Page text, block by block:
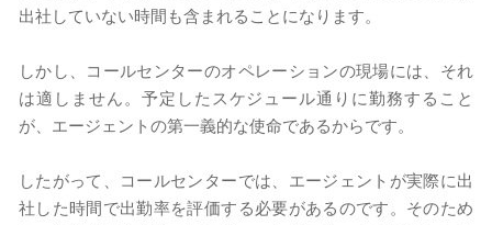
出社していない時間も含まれることになります。
しかし、コールセンターのオペレーションの現場には、それ
は適しません。予定したスケジュール通りに勤務すること
が、エージェントの第一義的な使命であるからです。
したがって、コールセンターでは、エージェントが実際に出
社した時間で出勤率を評価する必要があるのです。そのため